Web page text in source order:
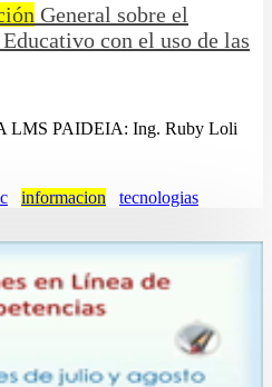
General sobre el
con el uso de las
LMS PAIDEIA: Ing. Ruby Loli
informacion tecnologias